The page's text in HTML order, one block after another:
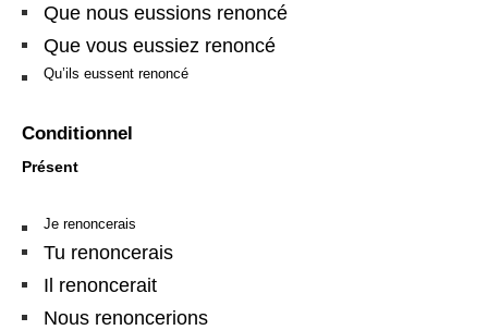
Que nous eussions renoncé
Que vous eussiez renoncé
Qu’ils eussent renoncé
Conditionnel
Présent
Je renoncerais
Tu renoncerais
Il renoncerait
Nous renoncerions